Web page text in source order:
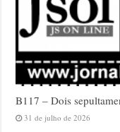
B117 – Dois
31 de julho de 2026